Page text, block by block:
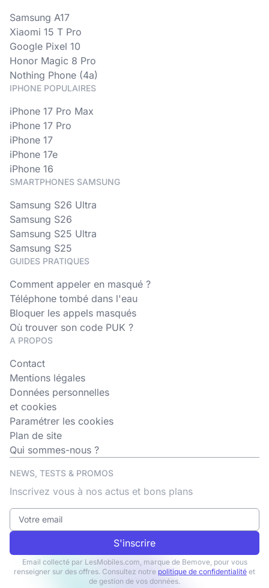
Samsung A17
Xiaomi 15 T Pro
Google Pixel 10
Honor Magic 8 Pro
Nothing Phone (4a)
IPHONE POPULAIRES
iPhone 17 Pro Max
iPhone 17 Pro
iPhone 17
iPhone 17e
iPhone 16
SMARTPHONES SAMSUNG
Samsung S26 Ultra
Samsung S26
Samsung S25 Ultra
Samsung S25
GUIDES PRATIQUES
Comment appeler en masqué ?
Téléphone tombé dans l'eau
Bloquer les appels masqués
Où trouver son code PUK ?
A PROPOS
Contact
Mentions légales
Données personnelles
et cookies
Paramétrer les cookies
Plan de site
Qui sommes-nous ?
NEWS, TESTS & PROMOS
Inscrivez vous à nos actus et bons plans
S'inscrire
Email collecté par LesMobiles.com, marque de Bemove, pour vous
renseigner sur des offres. Consultez notre politique de confidentialité et
de gestion de vos données.